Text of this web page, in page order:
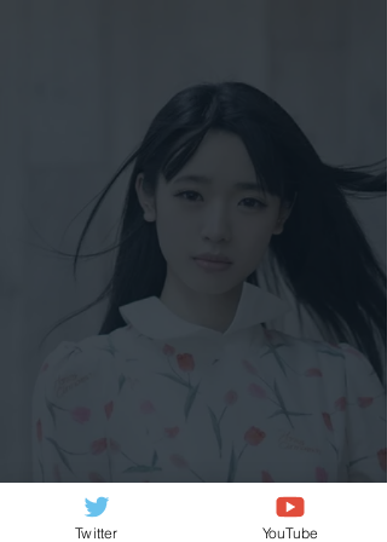
Twitter YouTube